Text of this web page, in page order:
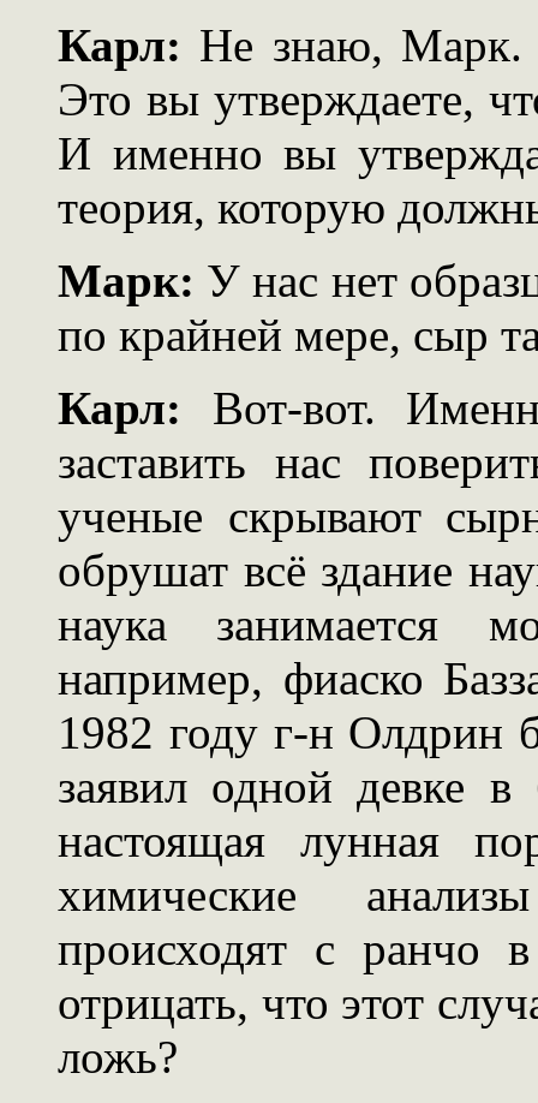
Карл: Не знаю, Марк.
Это вы утверждаете,
И именно вы
теория, которую
Марк: У нас нет
по крайней мере, сыр
Карл: Вот-вот.
заставить нас
ученые скрывают
обрушат всё здание
наука занимается
например, фиаско
1982 году г-н Олдрин
заявил одной девке
настоящая лунная
химические
происходят с ранчо
отрицать, что этот
ложь?